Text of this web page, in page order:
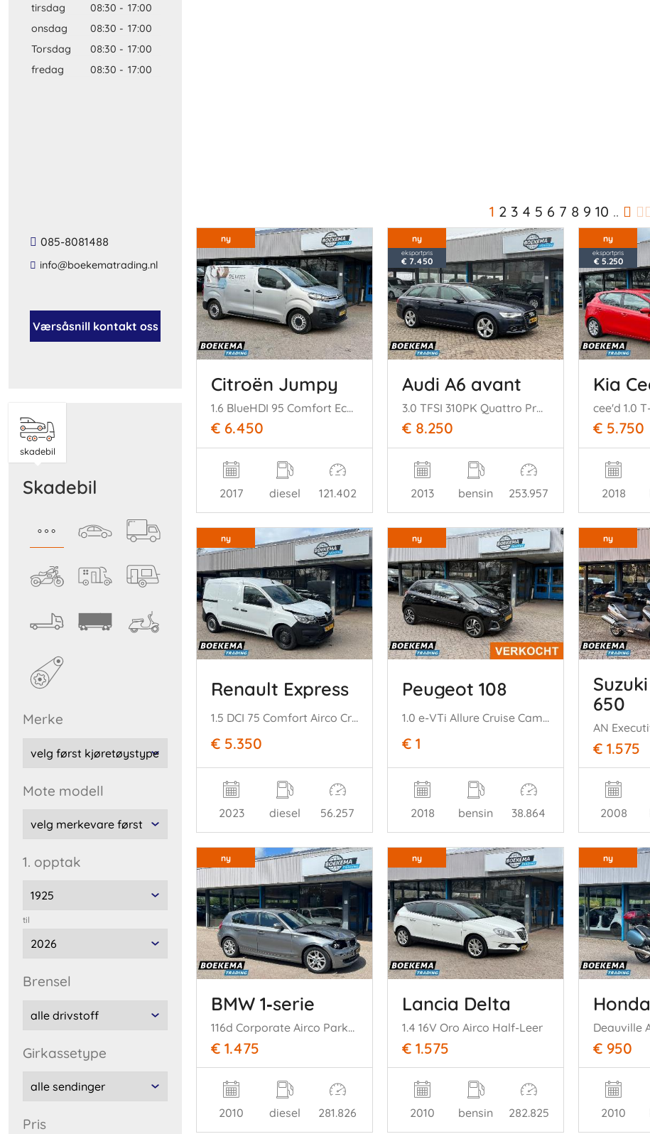
tirsdag
08:30 - 17:00
onsdag
08:30 - 17:00
Torsdag
08:30 - 17:00
fredag
08:30 - 17:00
085-8081488
info@boekematrading.nl
Værsåsnill kontakt oss
skadebil
skadebil
Merke
Mote modell
1. opptak
til
brensel
girkassetype
pris
1 2 3 4 5 6 7 8 9 10 ..
ny
Citroën Jumpy
1.6 BlueHDI 95 Comfort Economy Cruise PDC Trekhaak EU6
€ 6.450
2017 diesel 121.402
ny
eksportpris
€ 7.450
Audi A6 avant
3.0 TFSI 310PK Quattro Pro Line-S Panorama Bose Memory Keyless
€ 8.250
2013 bensin 253.957
ny
eksportpris
€ 5.250
Kia
€ 5.750
2018
ny
Renault Express
1.5 DCI 75 Comfort Airco Cruise PDC
€ 5.350
2023 diesel 56.257
ny
Peugeot 108
1.0 e-VTi Allure Cruise Camera Climate
€ 1
2018 bensin 38.864
ny
650
AN
€ 1.575
2008
ny
BMW 1‑serie
116d Corporate Airco Parkeersensoren 5-Deurs
€ 1.475
2010 diesel 281.826
ny
Lancia Delta
1.4 16V Oro Airco Half-Leer
€ 1.575
2010 bensin 282.825
ny
Deauville
€ 950
2010